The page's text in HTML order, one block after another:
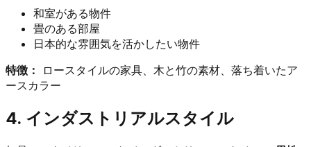
和室がある物件
畳のある部屋
日本的な雰囲気を活かしたい物件
特徴：
ロースタイルの家具、木と竹の素材、落ち着いたア
ースカラー
4. インダストリアルスタイル